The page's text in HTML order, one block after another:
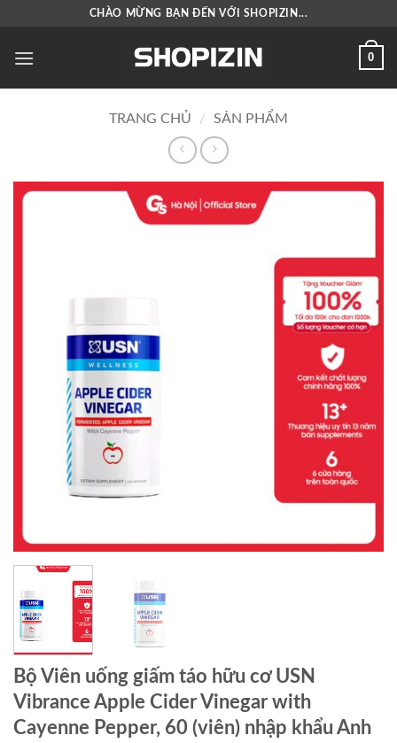
nội
CHÀO MỪNG BẠN ĐẾN VỚI SHOPIZIN...
0
TRANG CHỦ / SẢN PHẨM
Bộ Viên uống giấm táo hữu cơ USN
Vibrance Apple Cider Vinegar with
Cayenne Pepper, 60 (viên) nhập khẩu Anh